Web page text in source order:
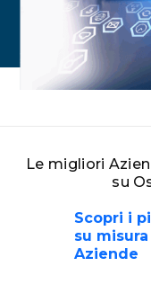
Le migliori
su
Scopri i
su
Aziende